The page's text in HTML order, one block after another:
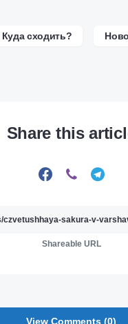
Куда сходить?
Share this
Shareable URL
View Comments (0)